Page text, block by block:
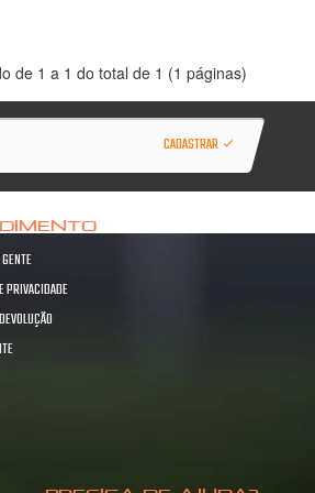
de 1 a 1 do total de 1 (1 páginas)
CADASTRAR
PRIVACIDADE